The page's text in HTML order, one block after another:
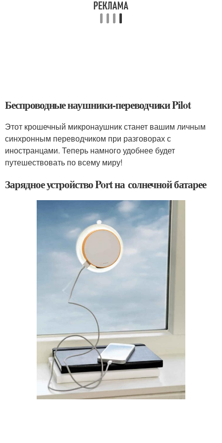
Беспроводные наушники-переводчики Pilot
Этот крошечный микронаушник станет вашим личным
синхронным переводчиком при разговорах с
иностранцами. Теперь намного удобнее будет
путешествовать по всему миру!
Зарядное устройство Port на солнечной батарее